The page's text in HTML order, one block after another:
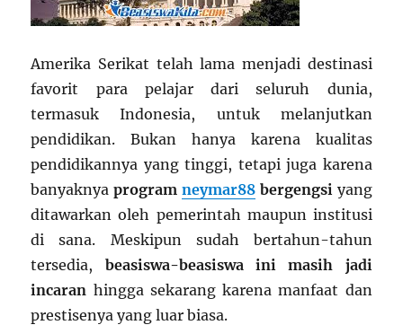
Amerika Serikat telah lama menjadi destinasi
favorit para pelajar dari seluruh dunia,
termasuk Indonesia, untuk melanjutkan
pendidikan. Bukan hanya karena kualitas
pendidikannya yang tinggi, tetapi juga karena
banyaknyaprogramneymar88 bergengsiyang
ditawarkan oleh pemerintah maupun institusi
di sana. Meskipun sudah bertahun-tahun
tersedia, beasiswa-beasiswa ini masih jadi
incaran hingga sekarang karena manfaat dan
prestisenya yang luar biasa.